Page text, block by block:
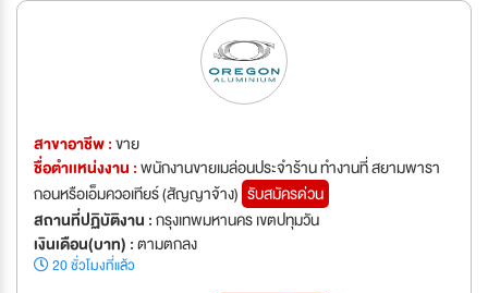
สาขาอาชีพ :ขาย
ชื่อตำเเหน่งงาน :พนักงานขายเมล่อนประจำร้าน ทำงานที่ สยามพารา
กอนหรือเอ็มควอเทียร์ (สัญญาจ้าง) รับสมัครด่วน
สถานที่ปฏิบัติงาน :กรุงเทพมหานคร เขตปทุมวัน
เงินเดือน(บาท) :ตามตกลง
20 ชั่วโมงที่แล้ว